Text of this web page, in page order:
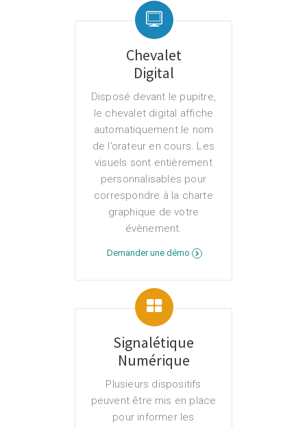
Chevalet
Digital
Disposé devant le pupitre,
le chevalet digital affiche
automatiquement le nom
de l’orateur en cours. Les
visuels sont entièrement
personnalisables pour
correspondre à la charte
graphique de votre
évènement.
Demander une démo
Signalétique
Numérique
Plusieurs dispositifs
peuvent être mis en place
pour informer les